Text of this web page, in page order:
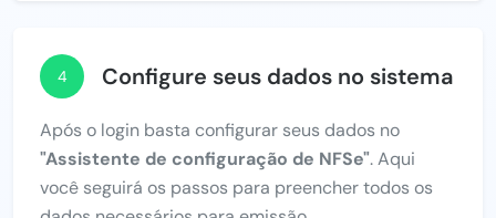
4 Configure seus dados no sistema
Após o login basta configurar seus dados no
"Assistente de configuração de NFSe". Aqui
você seguirá os passos para preencher todos os